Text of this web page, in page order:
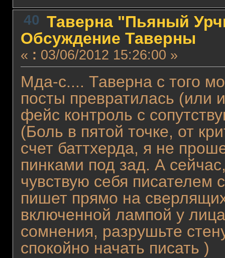
40 Таверна "Пьяный
Обсуждение Таверны
« : 03/06/2012 15:26:00 »
Мда-с.... Таверна с того
посты превратилась (или
фейс контроль с
(Боль в пятой точке, от
счет баттхерда, я не
пинками под зад. А
чувствую себя писателем
пишет прямо на
включенной лампой у
сомнения, разрушьте
спокойно начать писать )